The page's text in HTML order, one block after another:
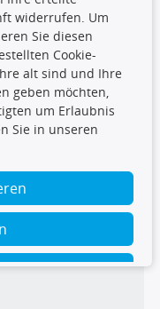
widerrufen. Um
Sie diesen
Cookie-
alt sind und Ihre
geben möchten,
um Erlaubnis
Sie in unseren